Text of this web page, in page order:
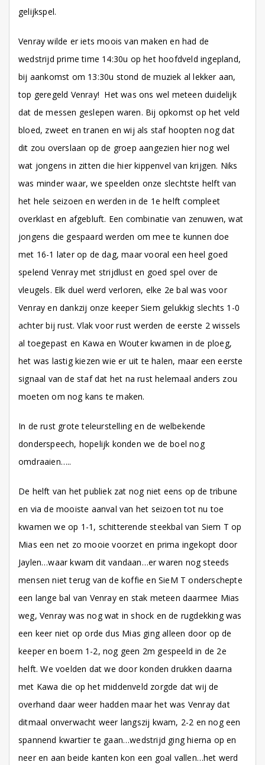
gelijkspel.
Venray wilde er iets moois van maken en had de
wedstrijd prime time 14:30u op het hoofdveld ingepland,
bij aankomst om 13:30u stond de muziek al lekker aan,
top geregeld Venray! Het was ons wel meteen duidelijk
dat de messen geslepen waren. Bij opkomst op het veld
bloed, zweet en tranen en wij als staf hoopten nog dat
dit zou overslaan op de groep aangezien hier nog wel
wat jongens in zitten die hier kippenvel van krijgen. Niks
was minder waar, we speelden onze slechtste helft van
het hele seizoen en werden in de 1e helft compleet
overklast en afgebluft. Een combinatie van zenuwen, wat
jongens die gespaard werden om mee te kunnen doe
met 16-1 later op de dag, maar vooral een heel goed
spelend Venray met strijdlust en goed spel over de
vleugels. Elk duel werd verloren, elke 2e bal was voor
Venray en dankzij onze keeper Siem gelukkig slechts 1-0
achter bij rust. Vlak voor rust werden de eerste 2 wissels
al toegepast en Kawa en Wouter kwamen in de ploeg,
het was lastig kiezen wie er uit te halen, maar een eerste
signaal van de staf dat het na rust helemaal anders zou
moeten om nog kans te maken.
In de rust grote teleurstelling en de welbekende
donderspeech, hopelijk konden we de boel nog
omdraaien…..
De helft van het publiek zat nog niet eens op de tribune
en via de mooiste aanval van het seizoen tot nu toe
kwamen we op 1-1, schitterende steekbal van Siem T op
Mias een net zo mooie voorzet en prima ingekopt door
Jaylen…waar kwam dit vandaan…er waren nog steeds
mensen niet terug van de koffie en SieM T onderschepte
een lange bal van Venray en stak meteen daarmee Mias
weg, Venray was nog wat in shock en de rugdekking was
een keer niet op orde dus Mias ging alleen door op de
keeper en boem 1-2, nog geen 2m gespeeld in de 2e
helft. We voelden dat we door konden drukken daarna
met Kawa die op het middenveld zorgde dat wij de
overhand daar weer hadden maar het was Venray dat
ditmaal onverwacht weer langszij kwam, 2-2 en nog een
spannend kwartier te gaan…wedstrijd ging hierna op en
neer en aan beide kanten kon een goal vallen…het werd